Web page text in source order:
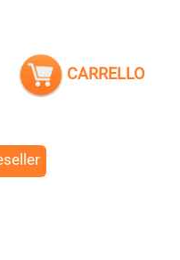
CARRELLO